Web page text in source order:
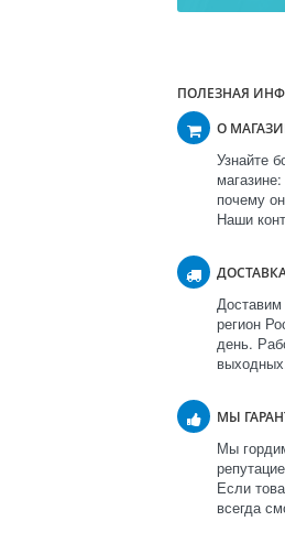
ПОЛЕЗНАЯ
О
Узнайте
почему
Наши
регион
день.
МЫ
Мы
Если
всегда